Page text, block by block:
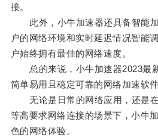
接。
此外，小牛加速器还具备智能加
户的网络环境和实时延迟情况智能
户始终拥有最佳的网络速度。
总的来说，小牛加速器2023最新
简单易用且稳定可靠的网络加速软件
无论是日常的网络应用，还是在
等高要求网络连接的场景下，小牛
色的网络体验。